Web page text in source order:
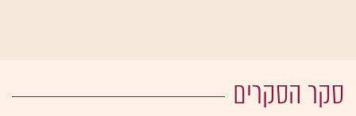
סקר הסקרים